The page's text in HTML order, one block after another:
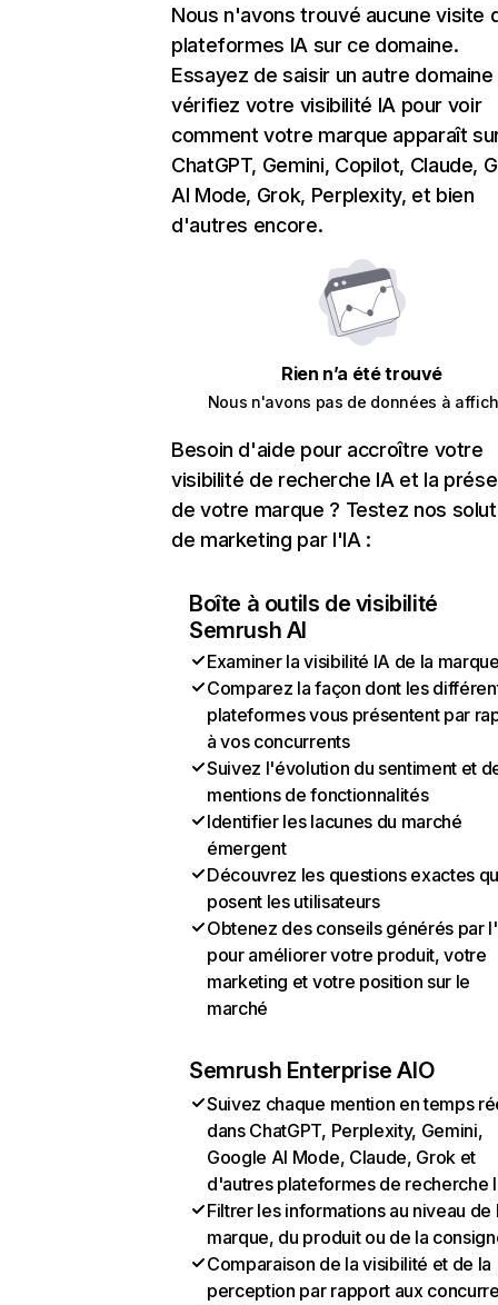
Nous n'avons trouvé aucune visite
plateformes IA sur ce domaine.
Essayez de saisir un autre domaine
vérifiez votre visibilité IA pour voir
comment votre marque apparaît
ChatGPT, Gemini, Copilot, Claude,
AI Mode, Grok, Perplexity, et bien
d'autres encore.
Rien n’a été trouvé
Nous n'avons pas de données à
Besoin d'aide pour accroître votre
visibilité de recherche IA et la
de votre marque ? Testez nos
de marketing par l'IA :
Boîte à outils de visibilité
Semrush AI
Examiner la visibilité IA de la
Comparez la façon dont les
plateformes vous présentent par
à vos concurrents
Suivez l'évolution du sentiment et
mentions de fonctionnalités
Identifier les lacunes du marché
émergent
Découvrez les questions exactes
posent les utilisateurs
Obtenez des conseils générés par
pour améliorer votre produit, votre
marketing et votre position sur le
marché
Semrush Enterprise AIO
Suivez chaque mention en temps
dans ChatGPT, Perplexity, Gemini,
Google AI Mode, Claude, Grok et
d'autres plateformes de recherche
Filtrer les informations au niveau de
marque, du produit ou de la
Comparaison de la visibilité et de la
perception par rapport aux